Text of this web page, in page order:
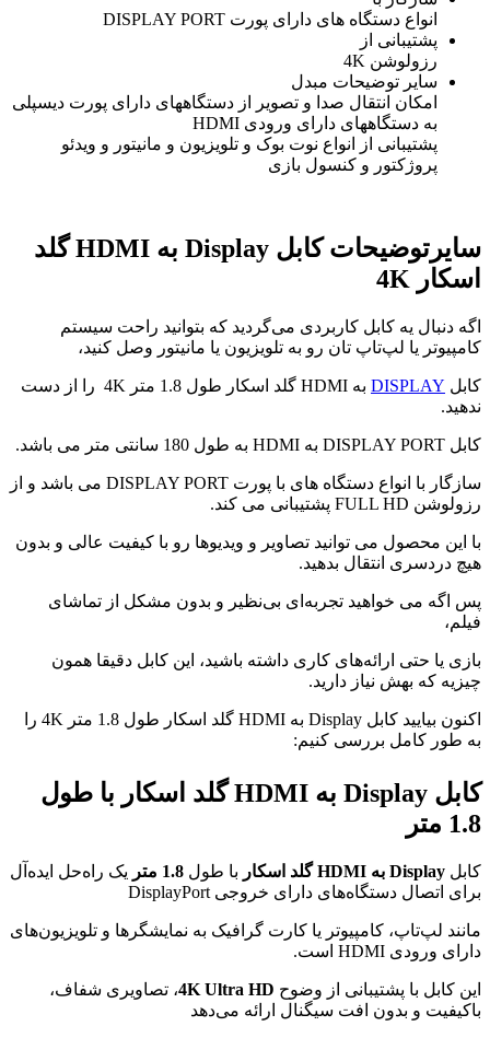
انواع دستگاه های دارای پورت DISPLAY PORT
پشتیبانی از
رزولوشن 4K
سایر توضیحات مبدل
امکان انتقال صدا و تصویر از دستگاههای دارای پورت دیسپلی
به دستگاههای دارای ورودی HDMI
پشتیبانی از انواع نوت بوک و تلویزیون و مانیتور و ویدئو
پروژکتور و کنسول بازی
سایرتوضیحات کابل Display به HDMI گلد
اسکار 4K
اگه دنبال یه کابل کاربردی می‌گردید که بتوانید راحت سیستم
کامپیوتر یا لپ‌تاپ تان رو به تلویزیون یا مانیتور وصل کنید،
کابل DISPLAY به HDMI گلد اسکار طول 1.8 متر 4K
را از دست
ندهید.
کابل DISPLAY PORT به HDMI به طول 180 سانتی متر می باشد.
سازگار با انواع دستگاه های با پورت DISPLAY PORT می باشد و از
رزولوشن FULL HD پشتیبانی می کند.
با این محصول می توانید تصاویر و ویدیوها رو با کیفیت عالی و بدون
هیچ دردسری انتقال بدهید.
پس اگه می خواهید تجربه‌ای بی‌نظیر و بدون مشکل از تماشای
فیلم،
بازی یا حتی ارائه‌های کاری داشته باشید، این کابل دقیقا همون
چیزیه که بهش نیاز دارید.
اکنون بیایید کابل Display به HDMI گلد اسکار طول 1.8 متر 4K
را
به طور کامل بررسی کنیم:
کابل Display به HDMI گلد اسکار
با طول
1.8 متر
کابل Display به HDMI گلد اسکار با طول 1.8 متر
یک راه‌حل ایده‌آل
برای اتصال دستگاه‌های دارای خروجی DisplayPort
مانند لپ‌تاپ، کامپیوتر یا کارت گرافیک به نمایشگرها و تلویزیون‌های
دارای ورودی HDMI است.
این کابل با پشتیبانی از وضوح 4K Ultra HD، تصاویری شفاف،
باکیفیت و بدون افت سیگنال ارائه می‌دهد